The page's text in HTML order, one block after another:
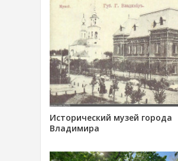
Исторический музей города
Владимира